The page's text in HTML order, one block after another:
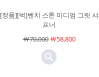
[정품][벅]벤치 스톤 미디엄 그릿 샤
프너
￦70,000￦58,800